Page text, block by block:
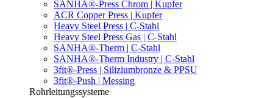
SANHA®-Press Chrom | Kupfer
ACR Copper Press | Kupfer
Heavy Steel Press | C-Stahl
Heavy Steel Press Gas | C-Stahl
SANHA®-Therm | C-Stahl
SANHA®-Therm Industry | C-Stahl
3fit®-Press | Siliziumbronze & PPSU
3fit®-Push | Messing
Rohrleitungssysteme